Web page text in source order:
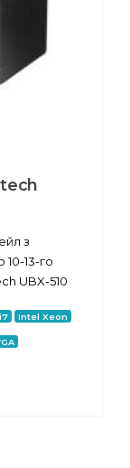
з
13-го
UBX-510
Intel Xeon